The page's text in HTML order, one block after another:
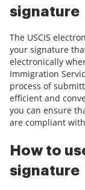
signature
The USCIS
your signature
electronically
Immigration
process of
efficient and
you can ensure
are compliant
How to
signature